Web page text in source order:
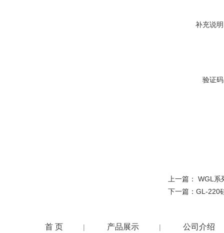
补充说
验证
上一篇： WGL系
下一篇： GL-220
首 页 | 产品展示 | 公司介绍